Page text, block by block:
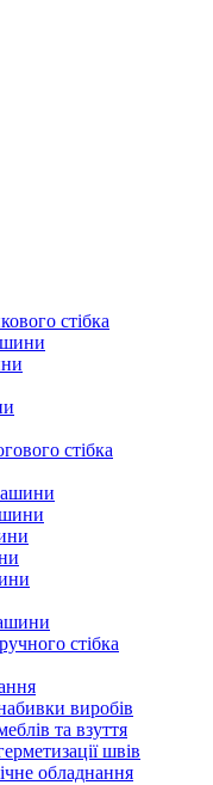
стібка
стібка
стібка
виробів
та взуття
швів
обладнання